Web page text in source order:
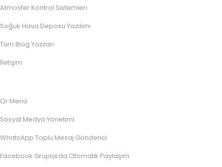
Atmosfer Kontrol Sistemleri
Soğuk Hava Deposu Yazılımı
Tüm Blog Yazıları
İletişim
Qr Menü
Sosyal Medya Yönetimi
WhatsApp Toplu Mesaj Gönderici
Facebook Gruplarda Otomatik Paylaşım